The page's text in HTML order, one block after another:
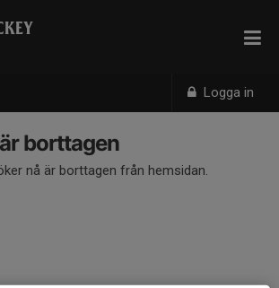
Logga in
borttagen
nå är borttagen från hemsidan.